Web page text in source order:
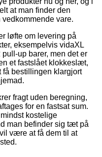
at man finder den
vare.
løfte om levering på
eksempelvis vidaXL
up barer, men det er
et fastslået klokkeslæt,
få bestillingen klargjort
fragt uden beregning,
for en fastsat sum.
kostelige
man befinder sig tæt på
være at få dem til at